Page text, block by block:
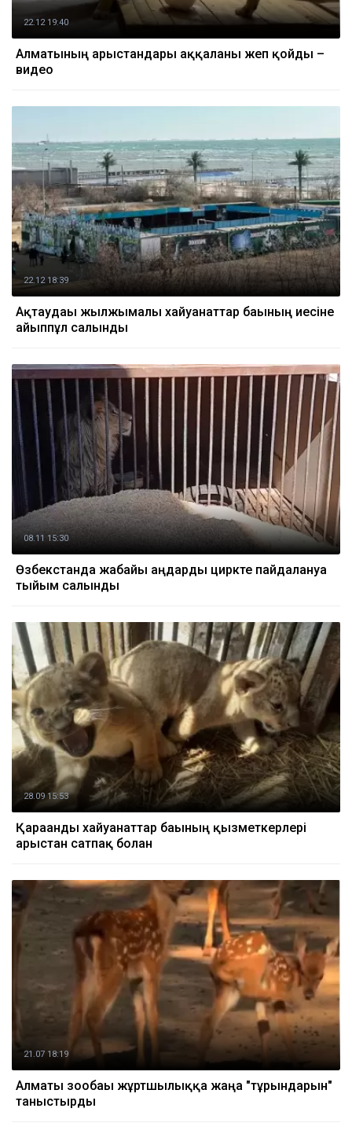
22.12 19:40
Алматының арыстандары аққаланы жеп қойды –
видео
22.12 18:39
Ақтаудағы жылжымалы хайуанаттар бағының иесіне
айыппұл салынды
08.11 15:30
Өзбекстанда жабайы аңдарды циркте пайдалануға
тыйым салынды
28.09 15:53
Қарағанды хайуанаттар бағының қызметкерлері
арыстан сатпақ болған
21.07 18:19
Алматы зообағы жұртшылыққа жаңа "тұрғындарын"
таныстырды